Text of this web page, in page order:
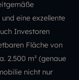
eine exzellente
Investoren
Fläche von
2.500 m² (genaue
nicht nur